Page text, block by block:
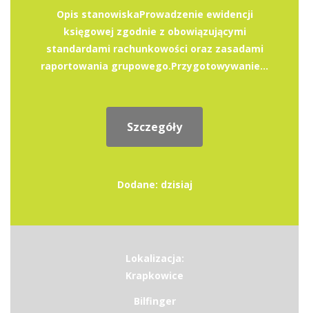
Opis stanowiskaProwadzenie ewidencji
księgowej zgodnie z obowiązującymi
standardami rachunkowości oraz zasadami
raportowania grupowego.Przygotowywanie...
Szczegóły
Dodane: dzisiaj
Lokalizacja:
Krapkowice
Bilfinger